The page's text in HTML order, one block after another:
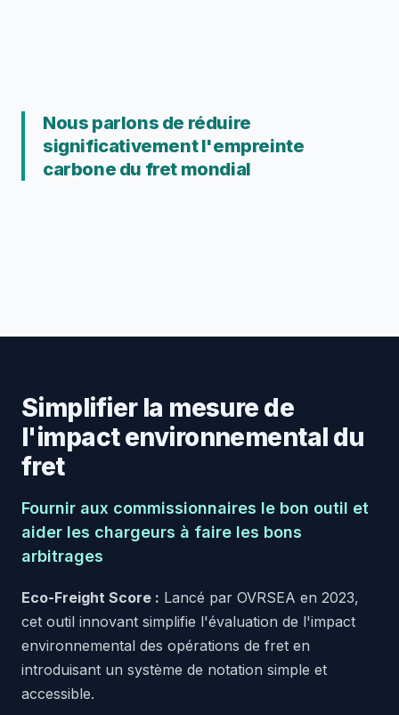
Nous parlons de réduire
significativement l'empreinte
carbone du fret mondial
Simplifier la mesure de
l'impact environnemental du
fret
Fournir aux commissionnaires le bon outil et
aider les chargeurs à faire les bons
arbitrages
Eco-Freight Score : Lancé par OVRSEA en 2023,
cet outil innovant simplifie l'évaluation de l'impact
environnemental des opérations de fret en
introduisant un système de notation simple et
accessible.